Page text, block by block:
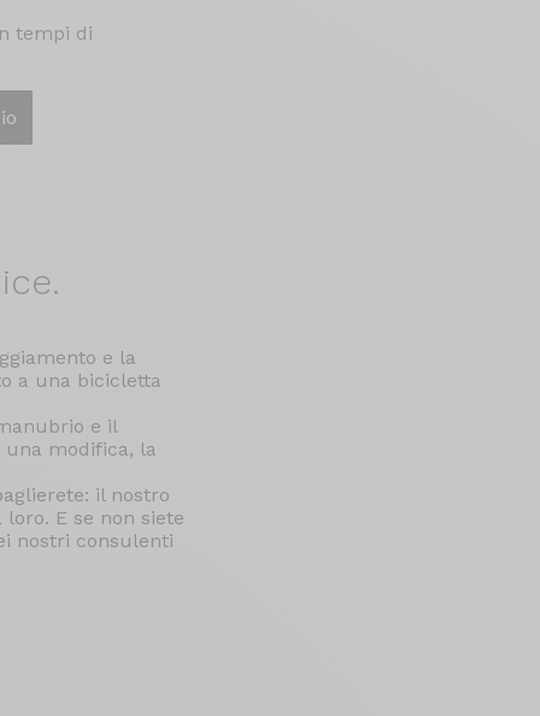
tempi di
e la
a una bicicletta
e il
una modifica, la
il nostro
E se non siete
nostri consulenti